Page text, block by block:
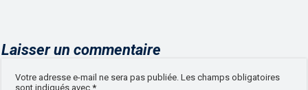
Laisser un commentaire
Votre adresse e-mail ne sera pas publiée. Les champs obligatoires
sont indiqués avec*